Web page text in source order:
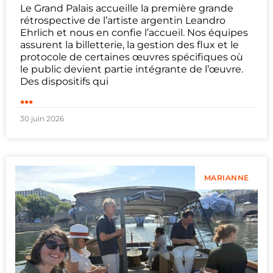
Le Grand Palais accueille la première grande
rétrospective de l’artiste argentin Leandro
Ehrlich et nous en confie l’accueil. Nos équipes
assurent la billetterie, la gestion des flux et le
protocole de certaines œuvres spécifiques où
le public devient partie intégrante de l’œuvre.
Des dispositifs qui
...
30 juin 2026
MARIANNE